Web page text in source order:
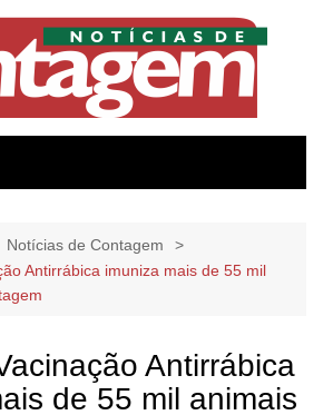
Notícias de Contagem
Antirrábica imuniza mais de 55 mil
Antirrábica
de 55 mil animais